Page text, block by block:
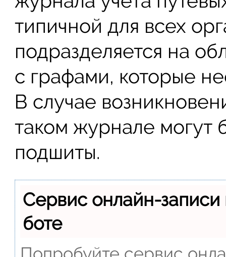
типичной для всех
подразделяется на
с графами, которые
В случае
таком журнале могут
подшиты.
Сервис онлайн-
боте